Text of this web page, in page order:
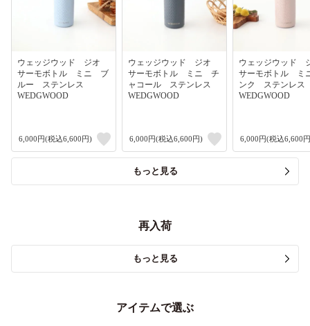
ウェッジウッド ジオ
サーモボトル ミニ ブ
ルー ステンレス
WEDGWOOD
6,000円(税込6,600円)
ウェッジウッド ジオ
サーモボトル ミニ チ
ャコール ステンレス
WEDGWOOD
6,000円(税込6,600円)
ウェッジウッド
サーモボトル
ンク ステンレ
WEDGWOOD
6,000円(税込6,600
もっと見る
再入荷
もっと見る
アイテムで選ぶ